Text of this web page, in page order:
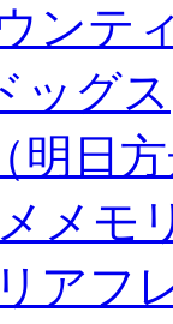
ンテ
ッグス
明日
メモ
アフ